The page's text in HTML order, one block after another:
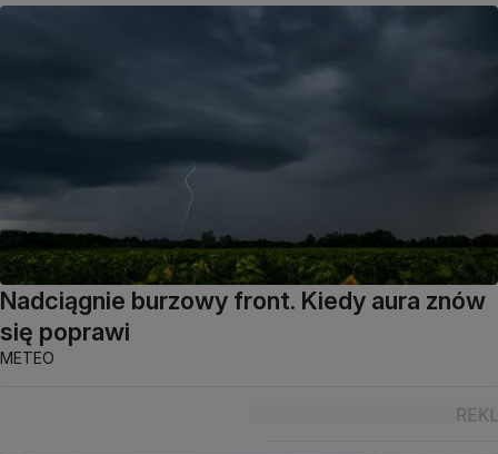
Nadciągnie burzowy front. Kiedy aura znów
się poprawi
METEO